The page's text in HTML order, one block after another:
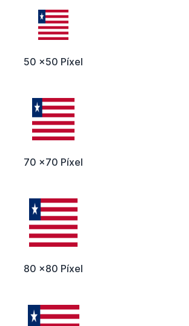
50 x50 Píxel
70 x70 Píxel
80 x80 Píxel